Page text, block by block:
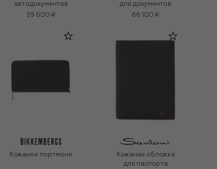
автодокументов
39 600 ₽
для документов
66 100 ₽
Кожаное портмоне
Кожаная обложка
для паспорта